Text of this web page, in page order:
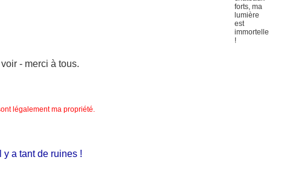
- merci à tous.
légalement ma propriété.
tant de ruines !